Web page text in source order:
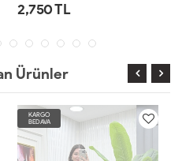
2,750 TL
Ürünler
KARGO
BEDAVA